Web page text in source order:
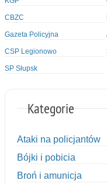
CBZC
Gazeta Policyjna
CSP Legionowo
SP Słupsk
Kategorie
Ataki na policjantów
Bójki i pobicia
Broń i amunicja